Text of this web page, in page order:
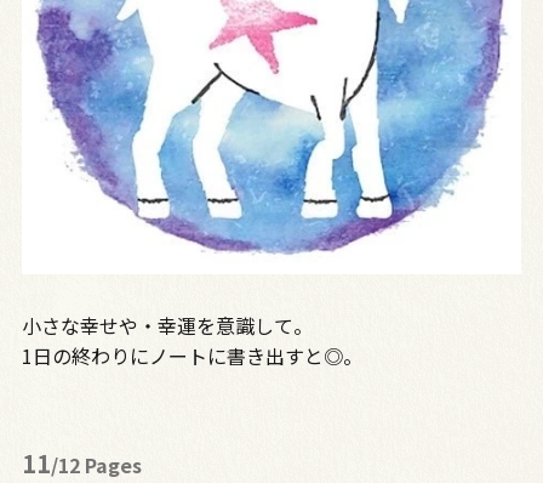
小さな幸せや・幸運を意識して。
1日の終わりにノートに書き出すと◎。
11/12 Pages